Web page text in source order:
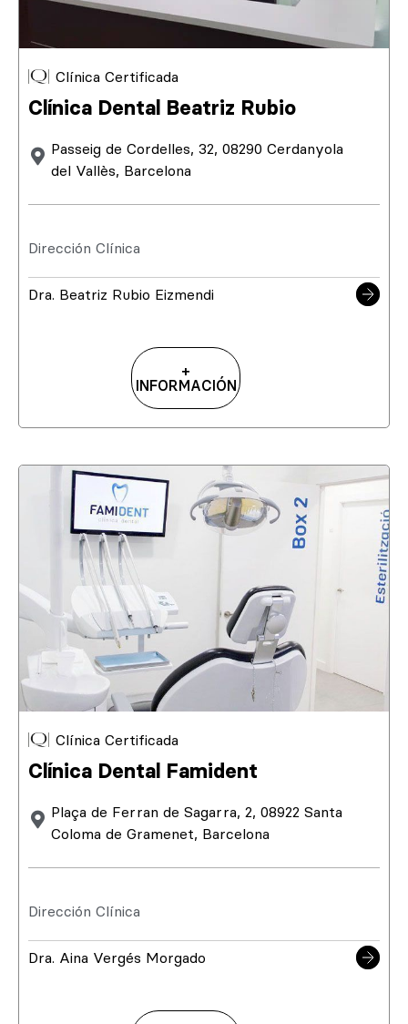
Clínica Certificada
Clínica Dental Beatriz Rubio
Passeig de Cordelles, 32, 08290 Cerdanyola
del Vallès, Barcelona
Dirección Clínica
Dra. Beatriz Rubio Eizmendi
+
INFORMACIÓN
Clínica Certificada
Clínica Dental Famident
Plaça de Ferran de Sagarra, 2, 08922 Santa
Coloma de Gramenet, Barcelona
Dirección Clínica
Dra. Aina Vergés Morgado